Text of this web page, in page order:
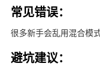
常见错误：
很多新手会乱用混合模
避坑建议：